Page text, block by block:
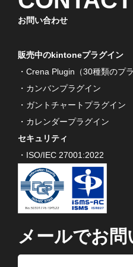
お問い合わせ
販売中のkintoneプラグイン
・Crena Plugin（30種類のプ
・カンバンプラグイン
・ガントチャートプラグイン
・カレンダープラグイン
セキュリティ
・ISO/IEC 27001:2022
メールでお問